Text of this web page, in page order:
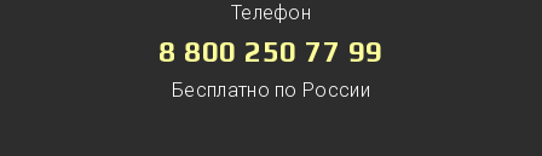
Телефон
8 800 250 77 99
Бесплатно по России